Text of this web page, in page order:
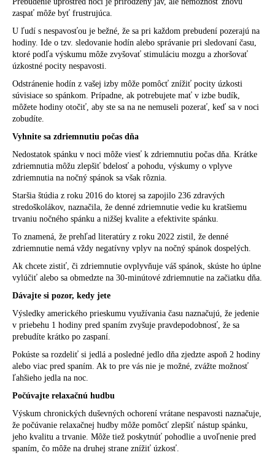
zaspať môže byť frustrujúca.
U ľudí s nespavosťou je bežné, že sa pri každom prebudení pozerajú na
hodiny. Ide o tzv. sledovanie hodín alebo správanie pri sledovaní času,
ktoré podľa výskumu môže zvyšovať stimuláciu mozgu a zhoršovať
úzkostné pocity nespavosti.
Odstránenie hodín z vašej izby môže pomôcť znížiť pocity úzkosti
súvisiace so spánkom. Prípadne, ak potrebujete mať v izbe budík,
môžete hodiny otočiť, aby ste sa na ne nemuseli pozerať, keď sa v noci
zobudíte.
Vyhnite sa zdriemnutiu počas dňa
Nedostatok spánku v noci môže viesť k zdriemnutiu počas dňa. Krátke
zdriemnutia môžu zlepšiť bdelosť a pohodu, výskumy o vplyve
zdriemnutia na nočný spánok sa však rôznia.
Staršia štúdia z roku 2016 do ktorej sa zapojilo 236 zdravých
stredoškolákov, naznačila, že denné zdriemnutie vedie ku kratšiemu
trvaniu nočného spánku a nižšej kvalite a efektivite spánku.
To znamená, že prehľad literatúry z roku 2022 zistil, že denné
zdriemnutie nemá vždy negatívny vplyv na nočný spánok dospelých.
Ak chcete zistiť, či zdriemnutie ovplyvňuje váš spánok, skúste ho úplne
vylúčiť alebo sa obmedzte na 30-minútové zdriemnutie na začiatku dňa.
Dávajte si pozor, kedy jete
Výsledky amerického prieskumu využívania času naznačujú, že jedenie
v priebehu 1 hodiny pred spaním zvyšuje pravdepodobnosť, že sa
prebudíte krátko po zaspaní.
Pokúste sa rozdeliť si jedlá a posledné jedlo dňa zjedzte aspoň 2 hodiny
alebo viac pred spaním. Ak to pre vás nie je možné, zvážte možnosť
ľahšieho jedla na noc.
Počúvajte relaxačnú hudbu
Výskum chronických duševných ochorení vrátane nespavosti naznačuje,
že počúvanie relaxačnej hudby môže pomôcť zlepšiť nástup spánku,
jeho kvalitu a trvanie. Môže tiež poskytnúť pohodlie a uvoľnenie pred
spaním, čo môže na druhej strane znížiť úzkosť.